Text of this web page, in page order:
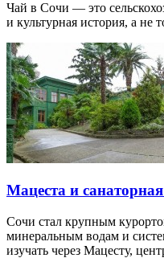
Чай в Сочи — это
и культурная история, а не
Мацеста и
Сочи стал крупным
минеральным водам и
изучать через Мацесту,